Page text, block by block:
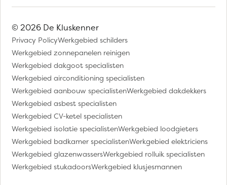
© 2026 De Kluskenner
Privacy PolicyWerkgebied schilders
Werkgebied zonnepanelen reinigen
Werkgebied dakgoot specialisten
Werkgebied airconditioning specialisten
Werkgebied aanbouw specialistenWerkgebied dakdekkers
Werkgebied asbest specialisten
Werkgebied CV-ketel specialisten
Werkgebied isolatie specialistenWerkgebied loodgieters
Werkgebied badkamer specialistenWerkgebied elektriciens
Werkgebied glazenwassersWerkgebied rolluik specialisten
Werkgebied stukadoorsWerkgebied klusjesmannen